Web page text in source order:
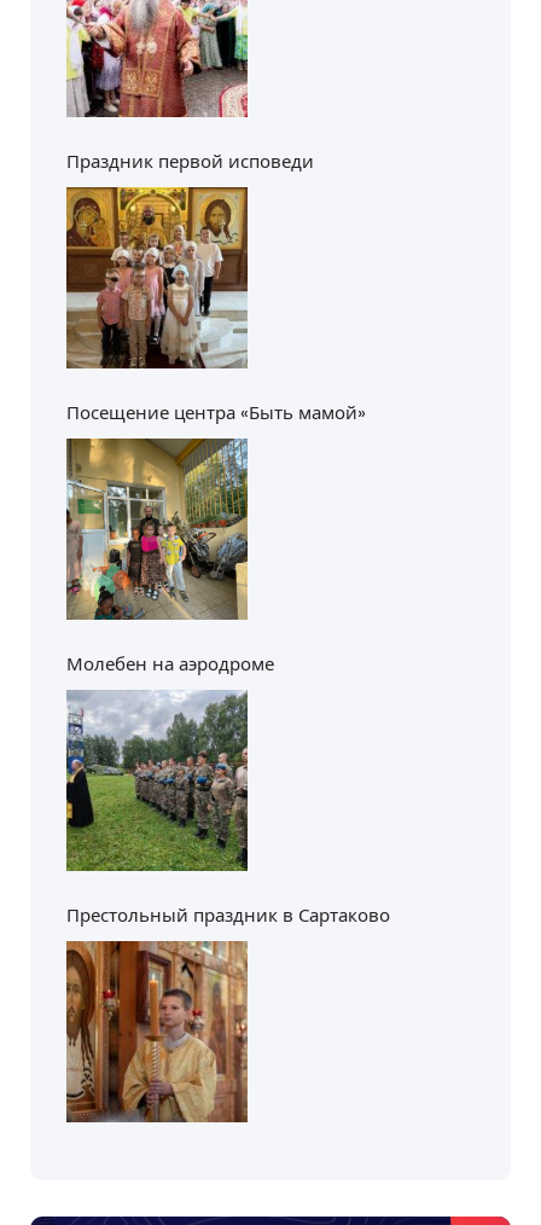
Праздник первой исповеди
Посещение центра «Быть мамой»
Молебен на аэродроме
Престольный праздник в Сартаково